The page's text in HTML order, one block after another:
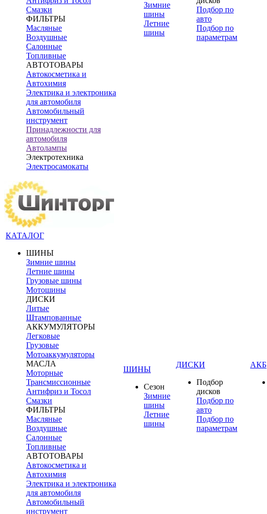
Смазки
ФИЛЬТРЫ
Масляные
Воздушные
Салонные
Топливные
АВТОТОВАРЫ
Автокосметика и
Автохимия
Электрика и электроника
для автомобиля
Автомобильный
инструмент
Принадлежности для
автомобиля
Автолампы
Электротехника
Электросамокаты
Зимние
шины
Летние
шины
Подбор по
авто
Подбор по
параметрам
КАТАЛОГ
ШИНЫ
Зимние шины
Летние шины
Грузовые шины
Мотошины
ДИСКИ
Литые
Штампованные
АККУМУЛЯТОРЫ
Легковые
Грузовые
Мотоаккумуляторы
МАСЛА
Моторные
Трансмиссионные
Антифриз и Тосол
Смазки
ФИЛЬТРЫ
Масляные
Воздушные
Салонные
Топливные
АВТОТОВАРЫ
Автокосметика и
Автохимия
Электрика и электроника
для автомобиля
Автомобильный
инструмент
ШИНЫ
Сезон
Зимние
шины
Летние
шины
ДИСКИ
Подбор
дисков
Подбор по
авто
Подбор по
параметрам
АКБ